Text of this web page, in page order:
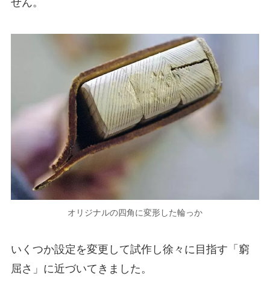
せん。
オリジナルの四角に変形した輪っか
いくつか設定を変更して試作し徐々に目指す「窮
屈さ」に近づいてきました。